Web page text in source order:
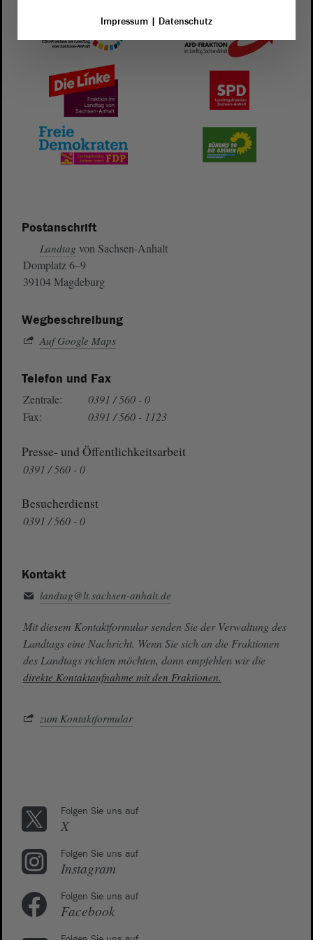
Postanschrift
Landtag von Sachsen-Anhalt
Domplatz 6–9
39104 Magdeburg
Wegbeschreibung
Auf Google Maps
Telefon und Fax
Zentrale:
0391 / 560 - 0
Fax:
0391 / 560 - 1123
Presse- und Öffentlichkeitsarbeit
0391 / 560 - 0
Besucherdienst
0391 / 560 - 0
Kontakt
landtag@lt.sachsen-anhalt.de
Mit diesem Kontaktformular senden Sie der Verwaltung des
Landtags eine Nachricht. Wenn Sie sich an die Fraktionen
des Landtags richten möchten, dann empfehlen wir die
direkte Kontaktaufnahme mit den Fraktionen.
zum Kontaktformular
Folgen Sie uns auf
X
Folgen Sie uns auf
Instagram
Folgen Sie uns auf
Facebook
Impressum| Datenschutz